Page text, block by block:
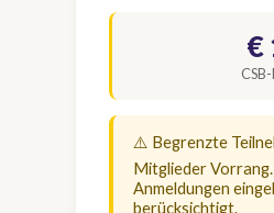
€
⚠️ Begrenzte
Mitglieder
Anmeldungen
berücksichtigt.